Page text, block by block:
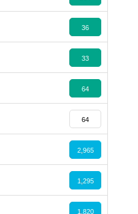
36
33
64
64
2,965
1,295
1,820